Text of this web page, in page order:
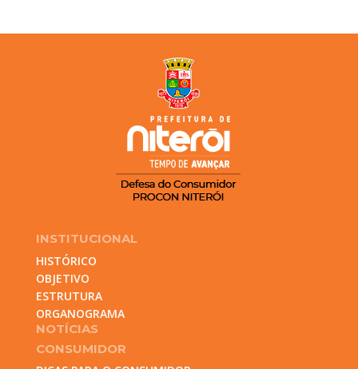
INSTITUCIONAL
HISTÓRICO
OBJETIVO
ESTRUTURA
ORGANOGRAMA
NOTÍCIAS
CONSUMIDOR